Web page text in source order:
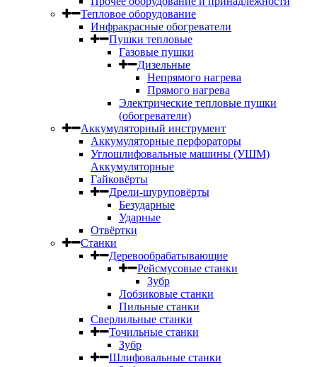
Тепловое оборудование
Инфракрасные обогреватели
Пушки тепловые
Газовые пушки
Дизельные
Непрямого нагрева
Прямого нагрева
Электрические тепловые пушки
(обогреватели)
Аккумуляторный инструмент
Аккумуляторные перфораторы
Углошлифовальные машины (УШМ)
Аккумуляторные
Гайковёрты
Дрели-шуруповёрты
Безударные
Ударные
Отвёртки
Станки
Деревообрабатывающие
Рейсмусовые станки
Зубр
Лобзиковые станки
Пильные станки
Сверлильные станки
Точильные станки
Зубр
Шлифовальные станки